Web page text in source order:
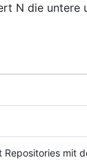
N die untere
Repositories mit